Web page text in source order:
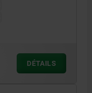
DÉTAILS